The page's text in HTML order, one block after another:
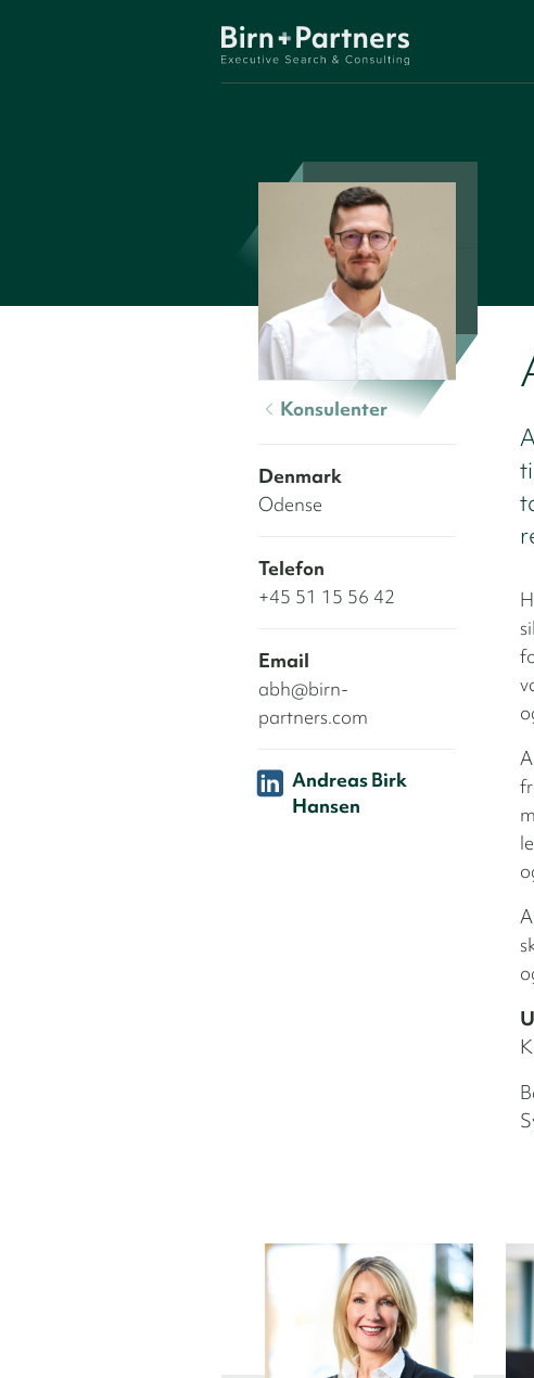
Konsulenter
Denmark
Odense
Telefon
+45 51 15 56 42
Email
abh@birn-
partners.com
Andreas Birk
Hansen